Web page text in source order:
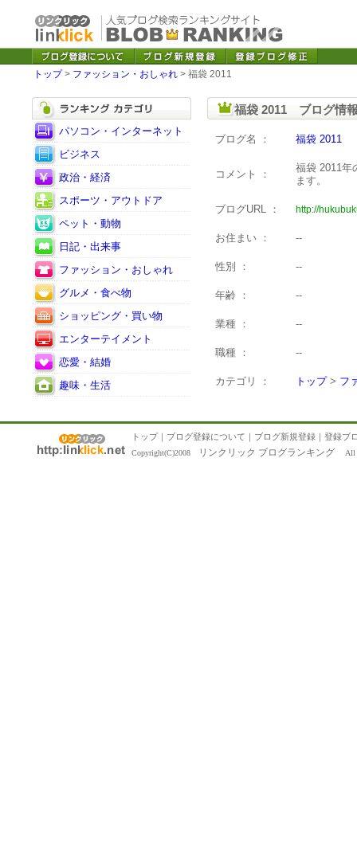
トップ> ファッション・おしゃれ > 福袋 2011
パソコン・インターネット
ビジネス
政治・経済
スポーツ・アウトドア
ペット・動物
日記・出来事
ファッション・おしゃれ
グルメ・食べ物
ショッピング・買い物
エンターテイメント
恋愛・結婚
趣味・生活
福袋 2011 ブログ情
ブログ名 ： 福袋 2011
コメント ：
福袋 2011年
ます。
ブログURL ： http://
お住まい ： --
性別 ： --
年齢 ： --
業種 ： --
職種 ： --
カテゴリ ： トップ> フ
トップ｜ ブログ登録について ｜ ブログ新規登録 ｜ 登録ブ
Copyright(C)2008 リンクリック ブログランキング All